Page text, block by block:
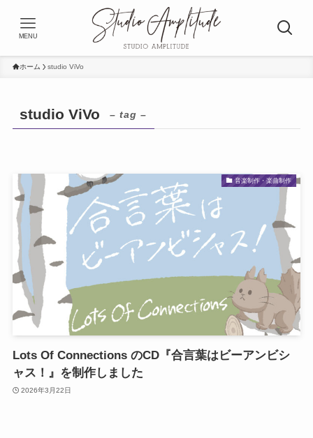
MENU
ホーム studio ViVo
studio ViVo – tag –
音楽制作・楽曲制作
Lots Of Connections のCD『合言葉はビーアンビシ
ャス！』を制作しました
2026年3月22日